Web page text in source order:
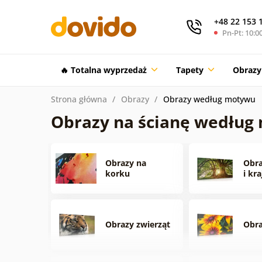
+48 22 153
Pn-Pt:
🔥 Totalna wyprzedaż Tapety Obrazy
Strona główna Obrazy Obrazy według motywu
Obrazy na ścianę
Obrazy na
korku
i
Obrazy zwierząt